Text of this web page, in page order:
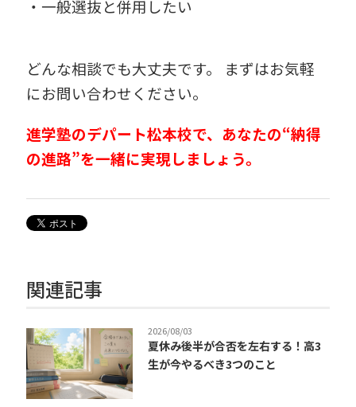
・一般選抜と併用したい
どんな相談でも大丈夫です。 まずはお気軽
にお問い合わせください。
進学塾のデパート松本校で、あなたの“納得
の進路”を一緒に実現しましょう。
関連記事
2026/08/03
夏休み後半が合否を左右する！高3
生が今やるべき3つのこと